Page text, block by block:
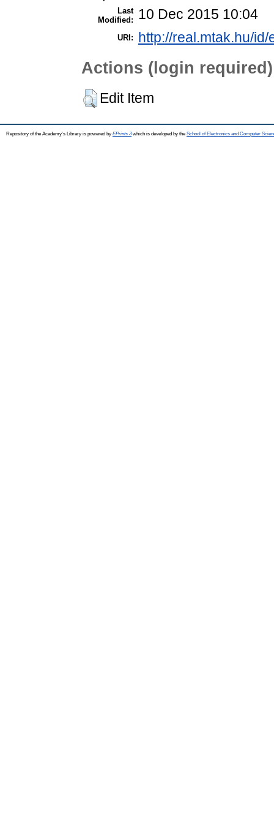
Last
Modified:
10 Dec 2015 10:04
URI: http://real.mtak.hu/
Actions (login required)
Edit Item
Repository of the Academy's Library is powered by EPrints 3which is developed by the School of Electronics and Computer